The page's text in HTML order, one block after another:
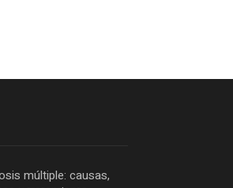
múltiple: causas,